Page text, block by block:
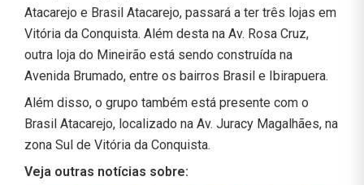
Atacarejo e Brasil Atacarejo, passará a ter três lojas em
Vitória da Conquista. Além desta na Av. Rosa Cruz,
outra loja do Mineirão está sendo construída na
Avenida Brumado, entre os bairros Brasil e Ibirapuera.
Além disso, o grupo também está presente com o
Brasil Atacarejo, localizado na Av. Juracy Magalhães, na
zona Sul de Vitória da Conquista.
Veja outras notícias sobre: